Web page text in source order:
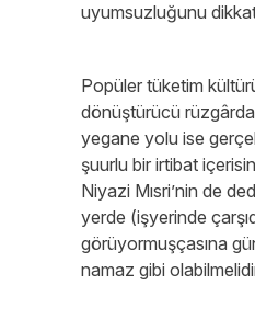
uyumsuzluğunu
Popüler tüketim
dönüştürücü
yegane yolu ise
şuurlu bir irtibat
Niyazi Mısri’nin de
yerde (işyerinde
görüyormuşçasına
namaz gibi